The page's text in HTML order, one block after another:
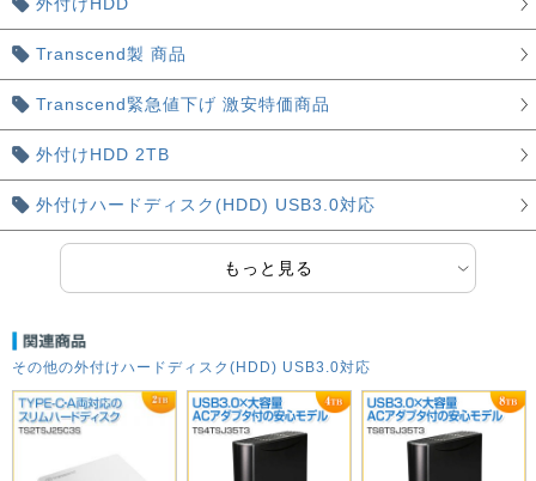
外付けHDD
Transcend製 商品
Transcend緊急値下げ 激安特価商品
外付けHDD 2TB
外付けハードディスク(HDD) USB3.0対応
もっと見る
その他の外付けハードディスク(HDD) USB3.0対応